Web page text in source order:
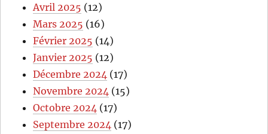
Avril 2025 (12)
Mars 2025 (16)
Février 2025 (14)
Janvier 2025 (12)
Décembre 2024 (17)
Novembre 2024 (15)
Octobre 2024 (17)
Septembre 2024 (17)